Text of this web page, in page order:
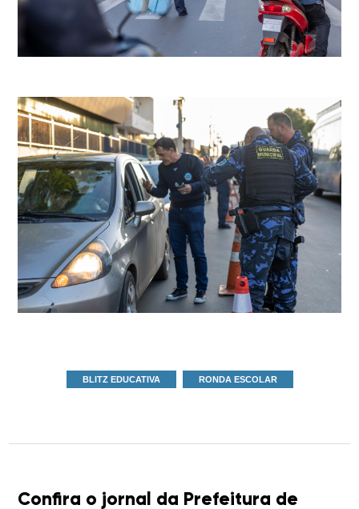
BLITZ EDUCATIVA RONDA ESCOLAR
Confira o jornal da Prefeitura de